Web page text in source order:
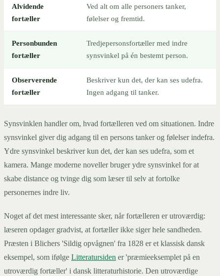
Alvidende
fortæller
Ved alt om alle personers tanker,
følelser og fremtid.
Personbunden
fortæller
Tredjepersonsfortæller med indre
synsvinkel på én bestemt person.
Observerende
fortæller
Beskriver kun det, der kan ses udefra.
Ingen adgang til tanker.
Synsvinklen handler om, hvad fortælleren ved om situationen. Indre
synsvinkel giver dig adgang til en persons tanker og følelser indefra.
Ydre synsvinkel beskriver kun det, der kan ses udefra, som et
kamera. Mange moderne noveller bruger ydre synsvinkel for at
skabe distance og tvinge dig som læser til selv at fortolke
personernes indre liv.
Noget af det mest interessante sker, når fortælleren er utroværdig:
læseren opdager gradvist, at fortæller ikke siger hele sandheden.
Præsten i Blichers 'Sildig opvågnen' fra 1828 er et klassisk dansk
eksempel, som ifølge Litteratursiden er 'præmieeksemplet på en
utroværdig fortæller' i dansk litteraturhistorie. Den utroværdige